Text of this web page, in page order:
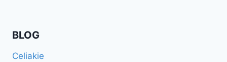
BLOG
Celiakie